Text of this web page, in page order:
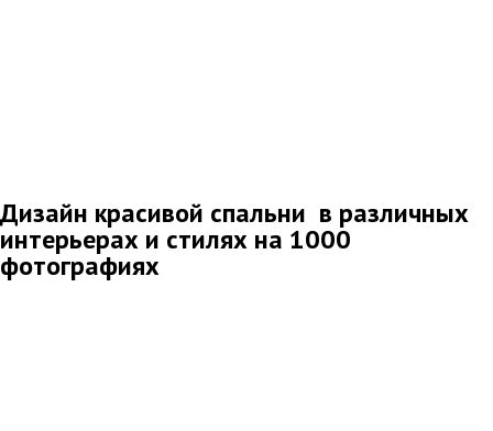
Дизайн красивой спальни в различных
интерьерах и стилях на 1000
фотографиях